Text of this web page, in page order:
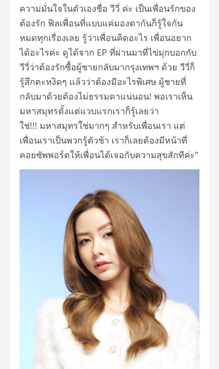
ความมั่นใจในตัวเองชื่อ วีวี่ ค่ะ เป็นเพื่อนรักของ
ต้องรัก ฟิลเพื่อนที่แบบแค่มองตากันก็รู้ใจกัน
หมดทุกเรื่องเลย รู้ว่าเพื่อนคิดอะไร เพื่อนอยาก
ได้อะไรค่ะ ดูได้จาก EP ที่ผ่านมาที่ไข่มุกบอกกับ
วีวี่ว่าต้องรักซื้อผู้ชายกลับมากรุงเทพฯ ด้วย วีวี่ก็
รู้สึกตะหงิดๆ แล้วว่าต้องมีอะไรพิเศษ ผู้ชายที่
กลับมาด้วยต้องไม่ธรรมดาแน่นอน! พอเราเห็น
มหาสมุทรตั้งแต่แวบแรกเราก็รู้เลยว่า
ใช่!!! มหาสมุทรใช่มากๆ สำหรับเพื่อนเรา แต่
เพื่อนเราเป็นพวกรู้ตัวช้า เราก็เลยต้องมีหน้าที่
คอยซัพพอร์ตให้เพื่อนได้เจอกับความสุขสักทีค่ะ”